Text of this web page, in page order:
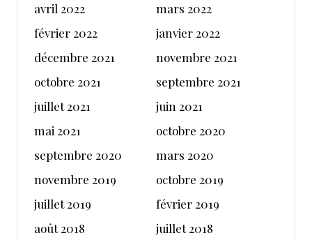
avril 2022
mars 2022
février 2022
janvier 2022
décembre 2021
novembre 2021
octobre 2021
septembre 2021
juillet 2021
juin 2021
mai 2021
octobre 2020
septembre 2020
mars 2020
novembre 2019
octobre 2019
juillet 2019
février 2019
août 2018
juillet 2018